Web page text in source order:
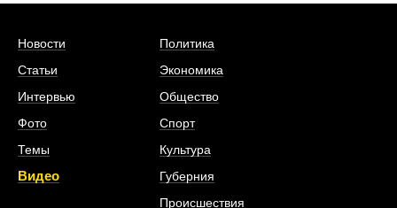
Новости
Статьи
Интервью
Фото
Темы
Видео
Политика
Экономика
Общество
Спорт
Культура
Губерния
Происшествия